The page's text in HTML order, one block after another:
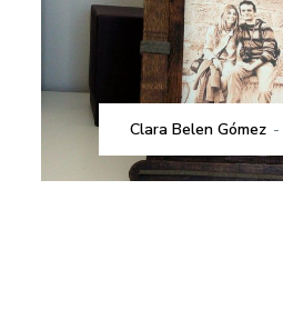
Clara Belen Gómez -